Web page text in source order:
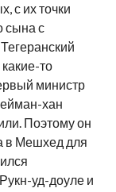
с их точки
сына с
то
министр
хан
Поэтому он
в Мешхед для
уд-доуле и